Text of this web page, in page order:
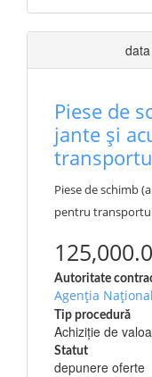
Piese de
jante și
Piese de schimb
pentru
Autoritate
Agenția
Tip procedură
Achiziție de
Statut
depunere oferte